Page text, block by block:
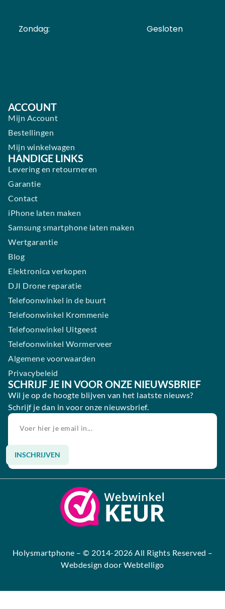
Zondag: Gesloten ​ ​ ​ ​ ​ ​ ​
ACCOUNT
Mijn Account
Bestellingen
Mijn winkelwagen
HANDIGE LINKS
Levering en retourneren
Garantie
Contact
iPhone laten maken
Samsung smartphone laten maken
Wertgarantie
Blog
Elektronica verkopen
DJI Drone reparatie
Telefoonwinkel in de buurt
Telefoonwinkel Krommenie
Telefoonwinkel Uitgeest
Telefoonwinkel Wormerveer
Algemene voorwaarden
Privacybeleid
SCHRIJF JE IN VOOR ONZE NIEUWSBRIEF
Wil je op de hoogte blijven van het laatste nieuws?
Schrijf je dan in voor onze nieuwsbrief.
INSCHRIJVEN
Alternative:
Holysmartphone – © 2014-2026 All Rights Reserved –
Webdesign door Webtelligo